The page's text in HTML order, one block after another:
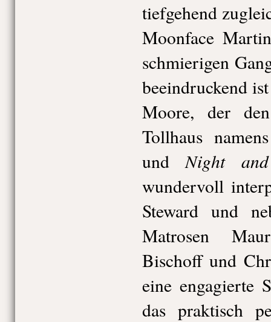
tiefgehend
Moonface
schmierigen
beeindruckend
Moore, der
Tollhaus
undNight
wundervoll
Steward und
Matrosen
Bischoff und
eine engagierte
das praktisch